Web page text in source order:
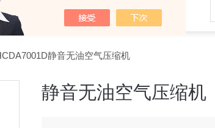
，
静音无油空气压缩机
静音无油空气压缩机